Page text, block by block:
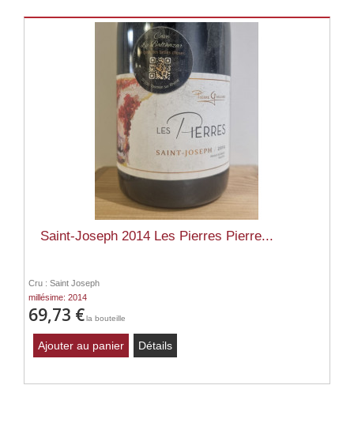
Saint-Joseph 2014 Les Pierres Pierre...
Cru : Saint Joseph
millésime: 2014
69,73 €la bouteille
Ajouter au panier Détails